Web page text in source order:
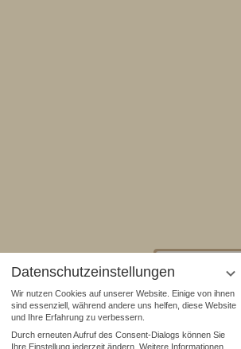
Datenschutzeinstellungen
Wir nutzen Cookies auf unserer Website. Einige von ihnen
sind essenziell, während andere uns helfen, diese Website
und Ihre Erfahrung zu verbessern.
Durch erneuten Aufruf des Consent-Dialogs können Sie
Ihre Einstellung jederzeit ändern. Weitere Informationen
Lage & Anreise